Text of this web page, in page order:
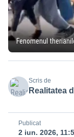
Fenomenul
Scris de
Realitatea
Publicat
2 iun. 2026,